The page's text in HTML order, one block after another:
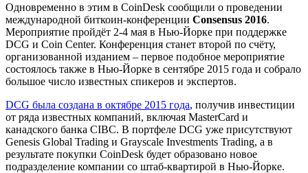
Одновременно в этим в CoinDesk сообщили о проведении
международной биткоин-конференции Consensus 2016.
Мероприятие пройдёт 2-4 мая в Нью-Йорке при поддержке
DCG и Coin Center. Конференция станет второй по счёту,
организованной изданием – первое подобное мероприятие
состоялось также в Нью-Йорке в сентябре 2015 года и собрало
большое число известных спикеров и экспертов.
DCG была создана в октябре 2015 года, получив инвестиции
от ряда известных компаний, включая MasterCard и
канадского банка CIBC. В портфеле DCG уже присутствуют
Genesis Global Trading и Grayscale Investments Trading, а в
результате покупки CoinDesk будет образовано новое
подразделение компании со штаб-квартирой в Нью-Йорке.